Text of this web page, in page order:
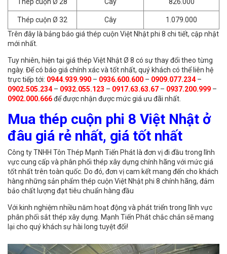
Thép cuộn Ø 28 Cây 826.000
Thép cuộn Ø 32 Cây
1.079.000
Trên đây là bảng báo giá thép cuộn Việt Nhật phi 8 chi tiết, cập nhật
mới nhất.
Tuy nhiên, hiện tại giá thép Việt Nhật Ø 8 có sự thay đổi theo từng
ngày. Để có báo giá chính xác và tốt nhất, quý khách có thể liên hệ
trực tiếp tới: 0944.939.990 – 0936.600.600 – 0909.077.234–
0902.505.234– 0932.055.123 – 0917.63.63.67 – 0937.200.999 –
0902.000.666để được nhận được mức giá ưu đãi nhất.
Mua thép cuộn phi 8 Việt Nhật ở
đâu giá rẻ nhất, giá tốt nhất
Công ty TNHH Tôn Thép Mạnh Tiến Phát là đơn vị đi đầu trong lĩnh
vực cung cấp và phân phối thép xây dựng chính hãng với mức giá
tốt nhất trên toàn quốc. Do đó, đơn vị cam kết mang đến cho khách
hàng những sản phẩm thép cuộn Việt Nhật phi 8 chính hãng, đảm
bảo chất lượng đạt tiêu chuẩn hàng đầu
Với kinh nghiệm nhiều năm hoạt động và phát triển trong lĩnh vực
phân phối sắt thép xây dựng. Mạnh Tiến Phát chắc chắn sẽ mang
lại cho quý khách sự hài long tuyệt đối!